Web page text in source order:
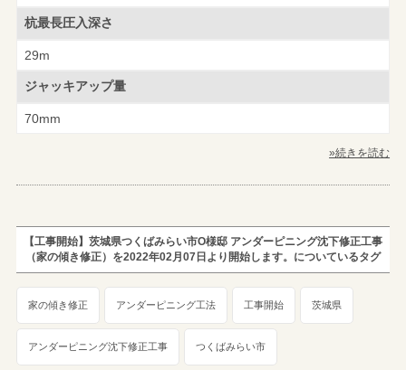
杭最長圧入深さ
29m
ジャッキアップ量
70mm
»続きを読む
【工事開始】茨城県つくばみらい市O様邸 アンダーピニング沈下修正工事
（家の傾き修正）を2022年02月07日より開始します。についているタグ
家の傾き修正 アンダーピニング工法 工事開始 茨城県
アンダーピニング沈下修正工事 つくばみらい市